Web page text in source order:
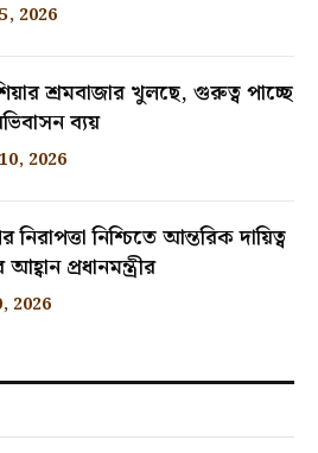
2026
শ্রমবাজার খুলছে, গুরুত্ব পাচ্ছে
ব্যয়
2026
নিশ্চিতে আন্তরিক দায়িত্ব
প্রধানমন্ত্রীর
2026